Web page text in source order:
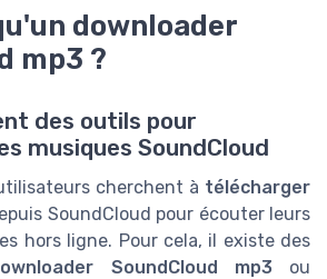
downloader
mp3 ?
des outils pour
musiques SoundCloud
cherchent à télécharger
SoundCloud pour écouter leurs
hors ligne. Pour cela, il existe des
SoundCloud mp3 ou